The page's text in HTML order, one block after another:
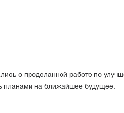
о проделанной работе по
планами на ближайшее будущее.